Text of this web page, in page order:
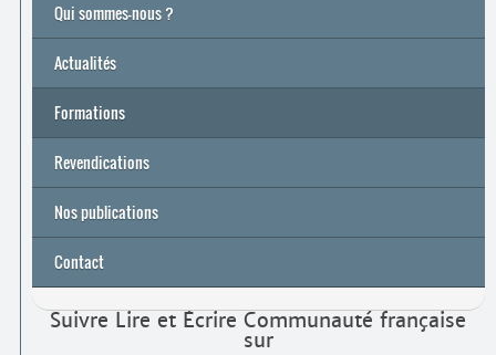
Qui sommes-nous ?
Actualités
Formations
Archives
Université de printemps 2026
Revendications
Nos publications
Contact
Suivre Lire et Écrire Communauté française
sur